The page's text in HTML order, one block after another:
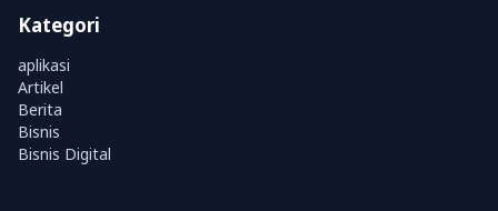
Kategori
aplikasi
Artikel
Berita
Bisnis
Bisnis Digital